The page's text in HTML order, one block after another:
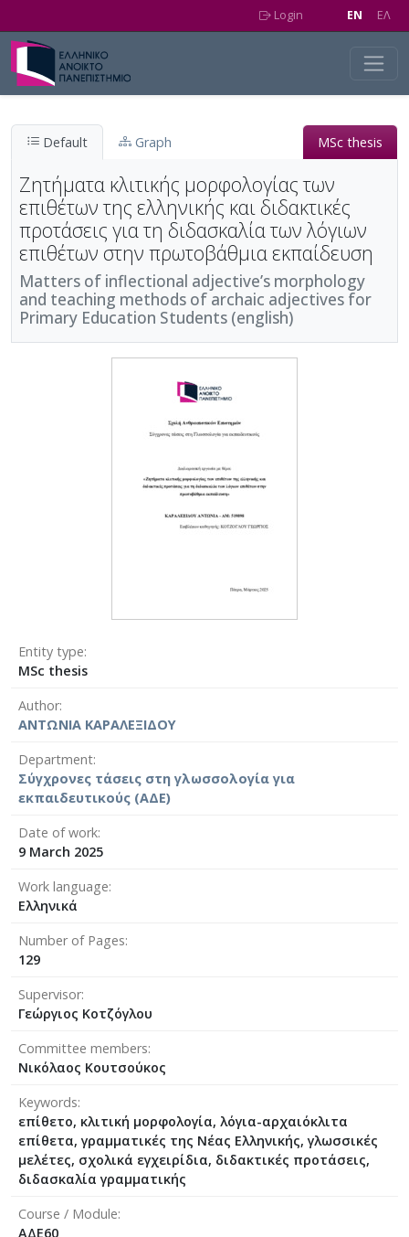
Login EN EΛ
Default Graph MSc thesis
Ζητήματα κλιτικής μορφολογίας των
επιθέτων της ελληνικής και διδακτικές
προτάσεις για τη διδασκαλία των λόγιων
επιθέτων στην πρωτοβάθμια εκπαίδευση
Matters of inflectional adjective’s morphology
and teaching methods of archaic adjectives for
Primary Education Students (english)
Entity type
MSc thesis
Author
ΑΝΤΩΝΙΑ ΚΑΡΑΛΕΞΙΔΟΥ
Department
Σύγχρονες τάσεις στη γλωσσολογία για
εκπαιδευτικούς (ΑΔΕ)
Date of work
9 March 2025
Work language
Ελληνικά
Number of Pages
129
Supervisor
Γεώργιος Κοτζόγλου
Committee members
Νικόλαος Κουτσούκος
Keywords
επίθετο, κλιτική μορφολογία, λόγια-αρχαιόκλιτα
επίθετα, γραμματικές της Νέας Ελληνικής, γλωσσικές
μελέτες, σχολικά εγχειρίδια, διδακτικές προτάσεις,
διδασκαλία γραμματικής
Course / Module
ΑΔΕ60